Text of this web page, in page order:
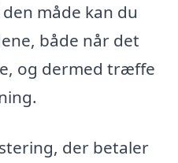
måde kan du
både når det
og dermed træffe
der betaler